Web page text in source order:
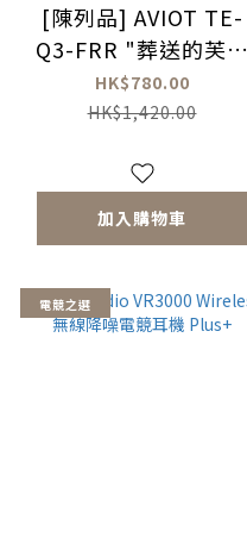
[陳列品] AVIOT TE-
Q3-FRR "葬送的芙莉
蓮" 真無線藍牙耳機
HK$780.00
HK$1,420.00
加入購物車
電競之選